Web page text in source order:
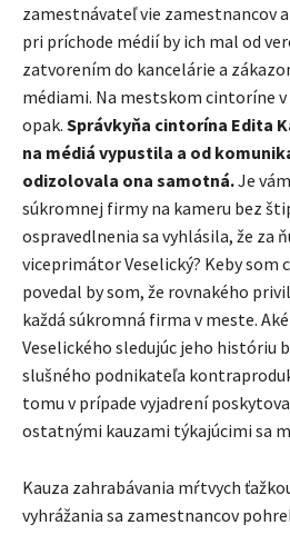
zamestnávateľ vie zamestnancov
pri príchode médií by ich mal od
zatvorením do kancelárie a
médiami. Na mestskom cintoríne
opak. Správkyňa cintorína Edita
na médiá vypustila a od
odizolovala ona samotná.Je
súkromnej firmy na kameru bez
ospravedlnenia sa vyhlásila, že za
viceprimátor Veselický? Keby som
povedal by som, že rovnakého
každá súkromná firma v meste.
Veselického sledujúc jeho históriu
slušného podnikateľa
tomu v prípade vyjadrení
ostatnými kauzami týkajúcimi sa
Kauza zahrabávania mŕtvych
vyhrážania sa zamestnancov